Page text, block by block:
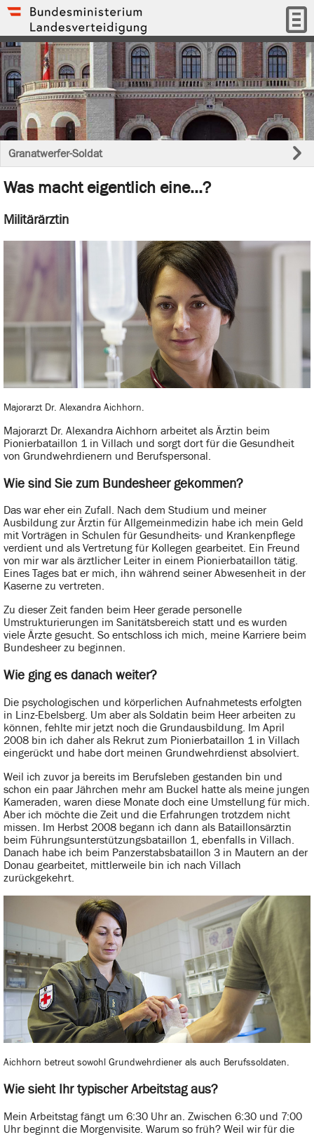
Granatwerfer-Soldat
Was macht eigentlich eine...?
Militärärztin
Majorarzt Dr. Alexandra Aichhorn.
Majorarzt Dr. Alexandra Aichhorn arbeitet als Ärztin beim
Pionierbataillon 1 in Villach und sorgt dort für die Gesundheit
von Grundwehrdienern und Berufspersonal.
Wie sind Sie zum Bundesheer gekommen?
Das war eher ein Zufall. Nach dem Studium und meiner
Ausbildung zur Ärztin für Allgemeinmedizin habe ich mein Geld
mit Vorträgen in Schulen für Gesundheits- und Krankenpflege
verdient und als Vertretung für Kollegen gearbeitet. Ein Freund
von mir war als ärztlicher Leiter in einem Pionierbataillon tätig.
Eines Tages bat er mich, ihn während seiner Abwesenheit in der
Kaserne zu vertreten.
Zu dieser Zeit fanden beim Heer gerade personelle
Umstrukturierungen im Sanitätsbereich statt und es wurden
viele Ärzte gesucht. So entschloss ich mich, meine Karriere beim
Bundesheer zu beginnen.
Wie ging es danach weiter?
Die psychologischen und körperlichen Aufnahmetests erfolgten
in Linz-Ebelsberg. Um aber als Soldatin beim Heer arbeiten zu
können, fehlte mir jetzt noch die Grundausbildung. Im April
2008 bin ich daher als Rekrut zum Pionierbataillon 1 in Villach
eingerückt und habe dort meinen Grundwehrdienst absolviert.
Weil ich zuvor ja bereits im Berufsleben gestanden bin und
schon ein paar Jährchen mehr am Buckel hatte als meine jungen
Kameraden, waren diese Monate doch eine Umstellung für mich.
Aber ich möchte die Zeit und die Erfahrungen trotzdem nicht
missen. Im Herbst 2008 begann ich dann als Bataillonsärztin
beim Führungsunterstützungsbataillon 1, ebenfalls in Villach.
Danach habe ich beim Panzerstabsbataillon 3 in Mautern an der
Donau gearbeitet, mittlerweile bin ich nach Villach
zurückgekehrt.
Aichhorn betreut sowohl Grundwehrdiener als auch Berufssoldaten.
Wie sieht Ihr typischer Arbeitstag aus?
Mein Arbeitstag fängt um 6:30 Uhr an. Zwischen 6:30 und 7:00
Uhr beginnt die Morgenvisite. Warum so früh? Weil wir für die